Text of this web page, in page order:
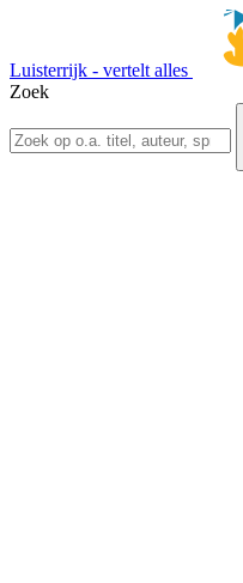
Luisterrijk - vertelt alles
Zoek